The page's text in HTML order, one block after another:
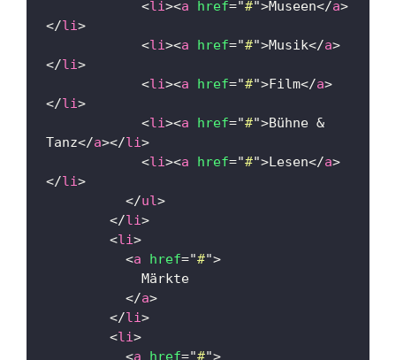
<li><a href="#">Museen</a>
</li>
<li><a href="#">Musik</a>
</li>
<li><a href="#">Film</a>
</li>
<li><a href="#">Bühne &
Tanz</a></li>
<li><a href="#">Lesen</a>
</li>
</ul>
</li>
<li>
<a href="#">
            Märkte
</a>
</li>
<li>
<a href="#">